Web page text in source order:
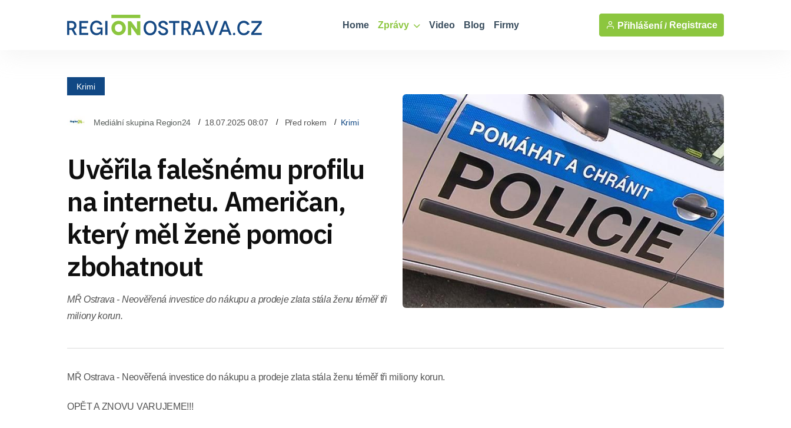
Home Zprávy Video Blog Firmy Přihlášení / Registrace
Krimi
Mediální skupina Region24 18.07.2025 08:07 Před rokem Krimi
Uvěřila falešnému profilu
na internetu. Američan,
který měl ženě pomoci
zbohatnout
MŘ Ostrava - Neověřená investice do nákupu a prodeje zlata stála ženu téměř tři
miliony korun.
MŘ Ostrava - Neověřená investice do nákupu a prodeje zlata stála ženu téměř tři miliony korun.
OPĚT A ZNOVU VARUJEME!!!